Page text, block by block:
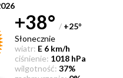
+38° / +25°
Słonecznie
wiatr: E 6 km/h
ciśnienie: 1018 hPa
wilgotność: 37%